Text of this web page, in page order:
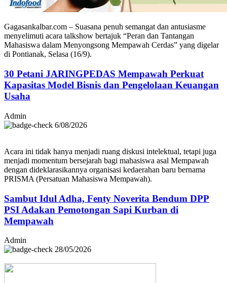
Gagasankalbar.com – Suasana penuh semangat dan antusiasme
menyelimuti acara talkshow bertajuk “Peran dan Tantangan
Mahasiswa dalam Menyongsong Mempawah Cerdas” yang digelar
di Pontianak, Selasa (16/9).
30 Petani JARINGPEDAS Mempawah Perkuat
Kapasitas Model Bisnis dan Pengelolaan Keuangan
Usaha
Admin
6/08/2026
Acara ini tidak hanya menjadi ruang diskusi intelektual, tetapi juga
menjadi momentum bersejarah bagi mahasiswa asal Mempawah
dengan dideklarasikannya organisasi kedaerahan baru bernama
PRISMA (Persatuan Mahasiswa Mempawah).
Sambut Idul Adha, Fenty Noverita Bendum DPP
PSI Adakan Pemotongan Sapi Kurban di
Mempawah
Admin
28/05/2026